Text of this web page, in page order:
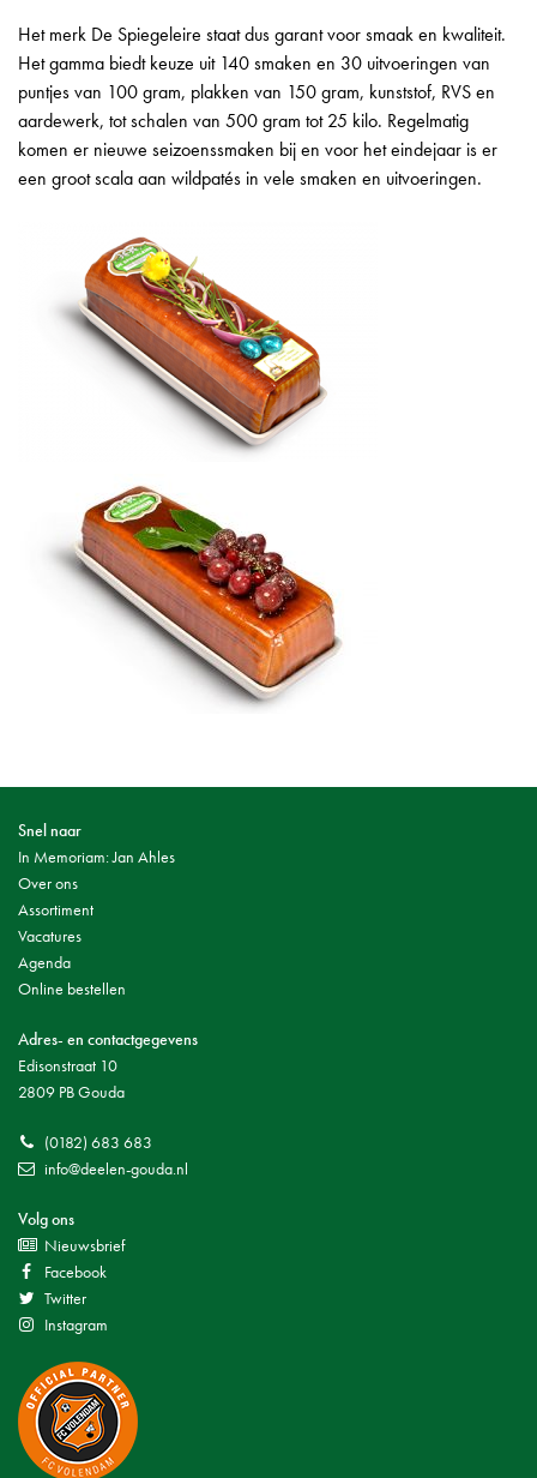
Het merk De Spiegeleire staat dus garant voor smaak en kwaliteit.
Het gamma biedt keuze uit 140 smaken en 30 uitvoeringen van
puntjes van 100 gram, plakken van 150 gram, kunststof, RVS en
aardewerk, tot schalen van 500 gram tot 25 kilo. Regelmatig
komen er nieuwe seizoenssmaken bij en voor het eindejaar is er
een groot scala aan wildpatés in vele smaken en uitvoeringen.
Snel naar
In Memoriam: Jan Ahles
Over ons
Assortiment
Vacatures
Agenda
Online bestellen
Adres- en contactgegevens
Edisonstraat 10
2809 PB Gouda
(0182) 683 683
info@deelen-gouda.nl
Volg ons
Nieuwsbrief
Facebook
Twitter
Instagram